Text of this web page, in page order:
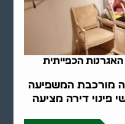
הכפייתית
מורכבת המשפיעה
פינוי דירה מציעה